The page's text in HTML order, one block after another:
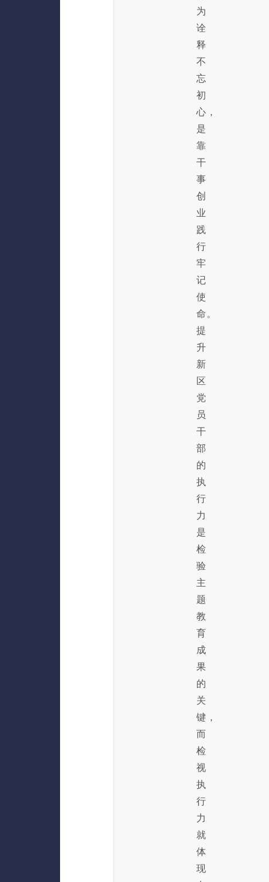
为
诠
释
不
忘
初
心，
是
靠
干
事
创
业
践
行
牢
记
使
命。
提
升
新
区
党
员
干
部
的
执
行
力
是
检
验
主
题
教
育
成
果
的
关
键，
而
检
视
执
行
力
就
体
现